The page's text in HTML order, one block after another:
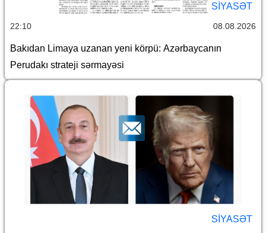
SİYASƏT
22:10 08.08.2026
Bakıdan Limaya uzanan yeni körpü: Azərbaycanın
Perudakı strateji sərmayəsi
SİYASƏT